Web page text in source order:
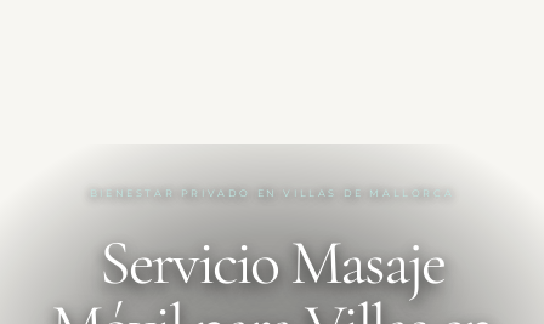
BIENESTAR PRIVADO EN VILLAS DE MALLORCA
Servicio Masaje